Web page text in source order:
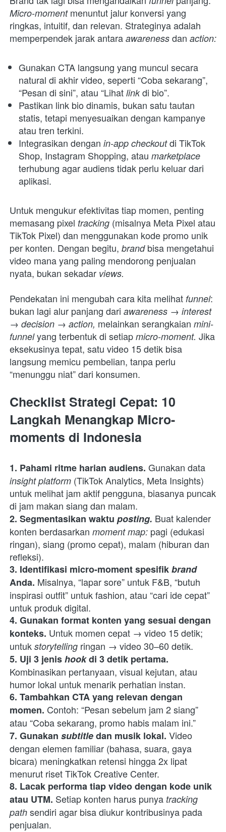
Micro-moment menuntut jalur konversi yang
ringkas, intuitif, dan relevan. Strateginya adalah
memperpendek jarak antara awareness dan action:
Gunakan CTA langsung yang muncul secara
natural di akhir video, seperti “Coba sekarang”,
“Pesan di sini”, atau “Lihat link di bio”.
Pastikan link bio dinamis, bukan satu tautan
statis, tetapi menyesuaikan dengan kampanye
atau tren terkini.
Integrasikan dengan in-app checkout di TikTok
Shop, Instagram Shopping, atau
terhubung agar audiens tidak perlu keluar dari
aplikasi.
Untuk mengukur efektivitas tiap momen, penting
memasang pixel tracking (misalnya Meta Pixel atau
TikTok Pixel) dan menggunakan kode promo unik
per konten. Dengan begitu, brand bisa mengetahui
video mana yang paling mendorong penjualan
nyata, bukan sekadar views.
Pendekatan ini mengubah cara kita melihat funnel:
bukan lagi alur panjang dari awareness → interest
→ decision → action, melainkan serangkaian mini-
funnel yang terbentuk di setiap micro-moment. Jika
eksekusinya tepat, satu video 15 detik bisa
langsung memicu pembelian, tanpa perlu
“menunggu niat” dari konsumen.
Checklist Strategi Cepat: 10
Langkah Menangkap Micro-
moments di Indonesia
1. Pahami ritme harian audiens.
insight platform (TikTok Analytics, Meta Insights)
untuk melihat jam aktif pengguna, biasanya puncak
di jam makan siang dan malam.
2. Segmentasikan waktu posting. Buat kalender
konten berdasarkan moment map: pagi (edukasi
ringan), siang (promo cepat), malam (hiburan dan
refleksi).
3. Identifikasi micro-moment spesifik
brand
Anda. Misalnya, “lapar sore” untuk F&B, “butuh
inspirasi outfit” untuk fashion, atau “cari ide cepat”
untuk produk digital.
4. Gunakan format konten yang sesuai dengan
konteks. Untuk momen cepat → video 15 detik;
untuk storytelling ringan → video 30–60 detik.
5. Uji 3 jenis hook di 3 detik pertama.
Kombinasikan pertanyaan, visual kejutan, atau
humor lokal untuk menarik perhatian instan.
6. Tambahkan CTA yang relevan dengan
momen. Contoh: “Pesan sebelum jam 2 siang”
atau “Coba sekarang, promo habis malam ini.”
7. Gunakan subtitle dan musik lokal. Video
dengan elemen familiar (bahasa, suara, gaya
bicara) meningkatkan retensi hingga 2x lipat
menurut riset TikTok Creative Center.
8. Lacak performa tiap video dengan kode unik
atau UTM. Setiap konten harus punya tracking
path sendiri agar bisa diukur kontribusinya pada
penjualan.